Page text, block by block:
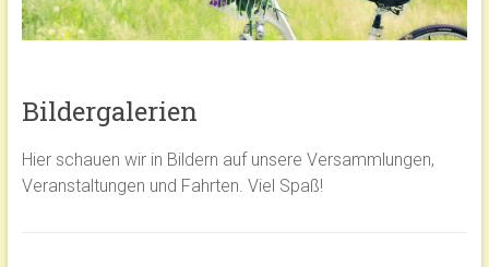
Bildergalerien
Hier schauen wir in Bildern auf unsere Versammlungen,
Veranstaltungen und Fahrten. Viel Spaß!